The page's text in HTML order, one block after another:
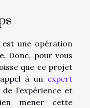
une opération
Donc, pour vous
que ce projet
à un expert
l’expérience et
mener cette